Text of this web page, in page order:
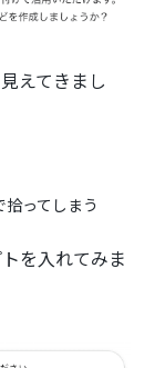
えてきまし
ってしまう
を入れてみま